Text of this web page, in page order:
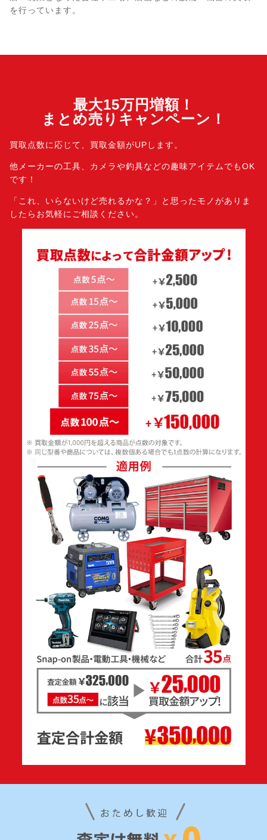
を行っています。
最大15万円増額！
まとめ売りキャンペーン！
買取点数に応じて、買取金額がUPします。
他メーカーの工具、カメラや釣具などの趣味アイテムでもOK
です！
「これ、いらないけど売れるかな？」と思ったモノがありま
したら お気軽にご相談ください。